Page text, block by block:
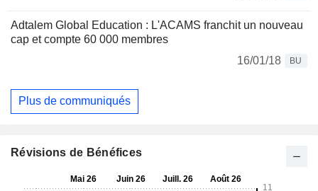
Adtalem Global Education : L'ACAMS franchit un nouveau
cap et compte 60 000 membres
16/01/18
BU
Plus de communiqués
Révisions de Bénéfices